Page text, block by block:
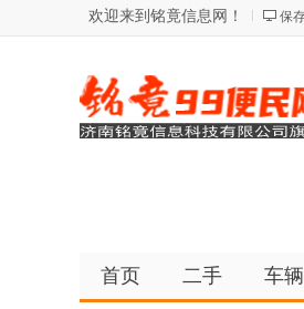
欢迎来到铭竟信息网！ 保
首页 二手 车辆